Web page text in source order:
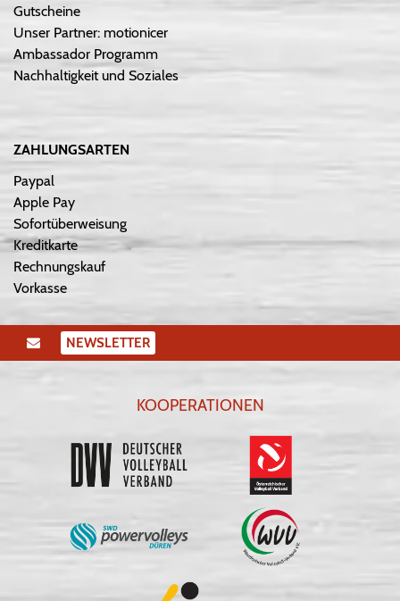
Gutscheine
Unser Partner: motionicer
Ambassador Programm
Nachhaltigkeit und Soziales
ZAHLUNGSARTEN
Paypal
Apple Pay
Sofortüberweisung
Kreditkarte
Rechnungskauf
Vorkasse
NEWSLETTER
KOOPERATIONEN